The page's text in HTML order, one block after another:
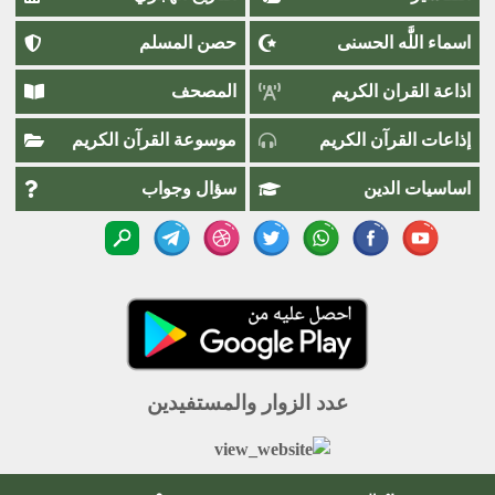
اسماء اللَّٰه الحسنى حصن المسلم
اذاعة القران الكريم المصحف
إذاعات القرآن الكريم موسوعة القرآن الكريم
اساسيات الدين سؤال وجواب
عدد الزوار والمستفيدين